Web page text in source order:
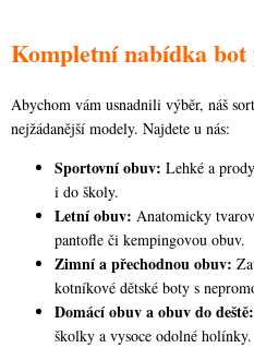
i
s
u
Kompletní nabídka
Abychom vám usnadnili výběr, náš
nejžádanější modely. Najdete u nás:
Sportovní obuv: Lehké a
i do školy.
Letní obuv: Anatomicky
pantofle či kempingovou obuv.
Zimní a přechodnou obuv:
kotníkové dětské boty s
Domácí obuv a obuv do deště:
školky a vysoce odolné holínky.